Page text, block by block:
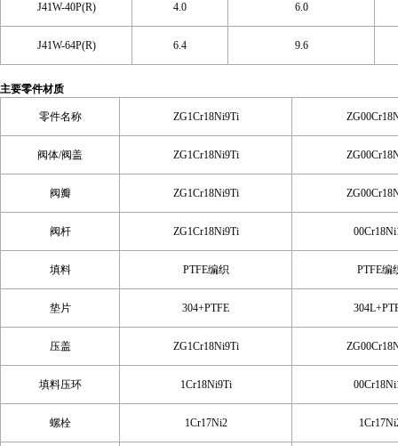
J41W-40P(R) 4.0 6.0
J41W-64P(R) 6.4 9.6
主要零件材质
零件名称 ZG1Cr18Ni9Ti
阀体/阀盖 ZG1Cr18Ni9Ti
阀瓣 ZG1Cr18Ni9Ti
阀杆 ZG1Cr18Ni9Ti
填料 PTFE编织 PTFE编
垫片 304+PTFE
压盖 ZG1Cr18Ni9Ti
填料压环 1Cr18Ni9Ti
螺栓 1Cr17Ni2